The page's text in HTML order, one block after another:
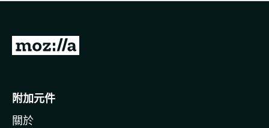
有
前
o
i
附加元件
關於